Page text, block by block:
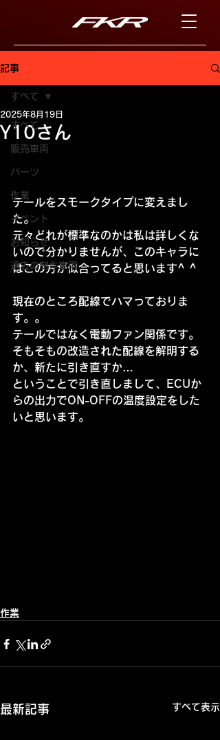
記事
すべて
販売車両
パーツ
作業
イベント
お知らせ
過去の制作車両
すべて
Y10さん
2025年8月19日
テールをスモークタイプに変えまし
た。
元々どれが標準なのかは私は詳しくな
いので分かりませんが、このキャラに
はこの方が似合ってると思います^ ^
現在のところ配線でハマっておりま
す。。
テールではなく電動ファン関係です。
そもそもの改造された配線を解明する
か、新たに引き直すか…
ということで引き直しまして、ECUか
らの出力でON-OFFの温度設定をした
いと思います。
作業
最新記事 すべて表示